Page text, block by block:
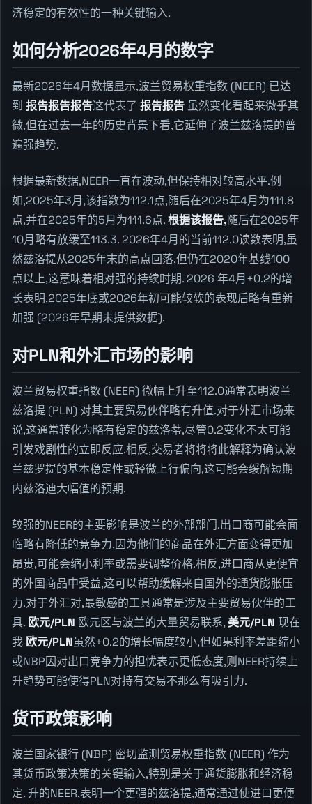
济稳定的有效性的一种关键输入.
如何分析2026年4月的数字
最新2026年4月数据显示,波兰贸易权重指数 (NEER) 已达
到 报告报告报告这代表了 报告报告 虽然变化看起来微乎其
微,但在过去一年的历史背景下看,它延伸了波兰兹洛提的普
遍强趋势.
根据最新数据,NEER一直在波动,但保持相对较高水平.例
如,2025年3月,该指数为112.1点,随后在2025年4月为111.8
点,并在2025年的5月为111.6点.根据该报告,随后在2025年
10月略有放缓至113.3. 2026年4月的当前112.0读数表明,虽
然兹洛提从2025年末的高点回落,但仍在2020年基线100
点以上,这意味着相对强的持续时期. 2026 年4月+0.2的增
长表明,2025年底或2026年初可能较软的表现后略有重新
加强 (2026年早期未提供数据).
对PLN和外汇市场的影响
波兰贸易权重指数 (NEER) 微幅上升至112.0通常表明波兰
兹洛提 (PLN) 对其主要贸易伙伴略有升值.对于外汇市场来
说,这通常转化为略有稳定的兹洛蒂,尽管0.2变化不太可能
引发戏剧性的立即反应.相反,交易者将将将此解释为确认波
兰兹罗提的基本稳定性或轻微上行偏向,这可能会缓解短期
内兹洛迪大幅值的预期.
较强的NEER的主要影响是波兰的外部部门.出口商可能会面
临略有降低的竞争力,因为他们的商品在外汇方面变得更加
昂贵,可能会缩小利率或需要调整价格.相反,进口商从更便宜
的外国商品中受益,这可以帮助缓解来自国外的通货膨胀压
力.对于外汇对,最敏感的工具通常是涉及主要贸易伙伴的工
具. 欧元/PLN 欧元区与波兰的大量贸易联系, 美元/PLN 现在
我 欧元/PLN虽然+0.2的增长幅度较小,但如果利率差距缩小
或NBP因对出口竞争力的担忧表示更低态度,则NEER持续上
升趋势可能使得PLN对持有交易不那么有吸引力.
货币政策影响
波兰国家银行 (NBP) 密切监测贸易权重指数 (NEER) 作为
其货币政策决策的关键输入,特别是关于通货膨胀和经济稳
定. 升的NEER,表明一个更强的兹洛提,通常通过使进口更便